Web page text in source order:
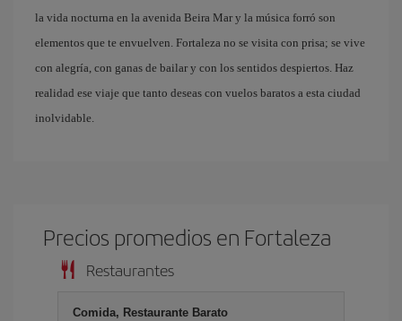
la vida nocturna en la avenida Beira Mar y la música forró son
elementos que te envuelven. Fortaleza no se visita con prisa; se vive
con alegría, con ganas de bailar y con los sentidos despiertos. Haz
realidad ese viaje que tanto deseas con vuelos baratos a esta ciudad
inolvidable.
Precios promedios en Fortaleza
Restaurantes
Comida, Restaurante Barato